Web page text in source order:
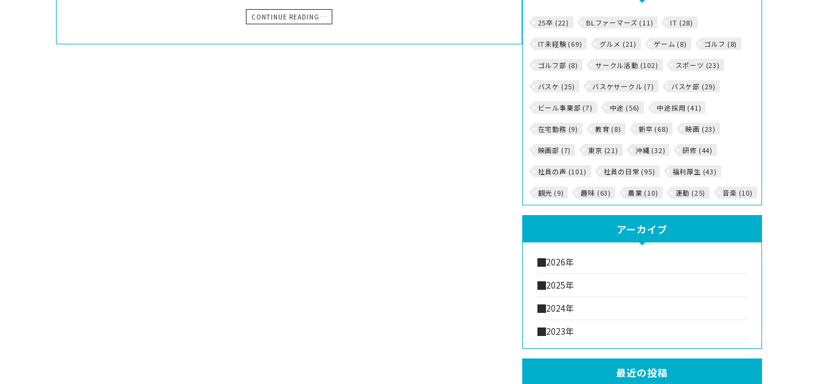
CONTINUE READING…
25卒 (22) BLファーマーズ (11) IT (28)
IT未経験 (69) グルメ (21) ゲーム (8) ゴルフ (8)
ゴルフ部 (8) サークル活動 (102) スポーツ (23)
バスケ (25) バスケサークル (7) バスケ部 (29)
ビール事業部 (7) 中途 (56) 中途採用 (41)
在宅勤務 (9) 教育 (8) 新卒 (68) 映画 (23)
映画部 (7) 東京 (21) 沖縄 (32) 研修 (44)
社員の声 (101) 社員の日常 (95) 福利厚生 (43)
観光 (9) 趣味 (63) 農業 (10) 運動 (25) 音楽 (10)
アーカイブ
2026年
2025年
2024年
2023年
最近の投稿